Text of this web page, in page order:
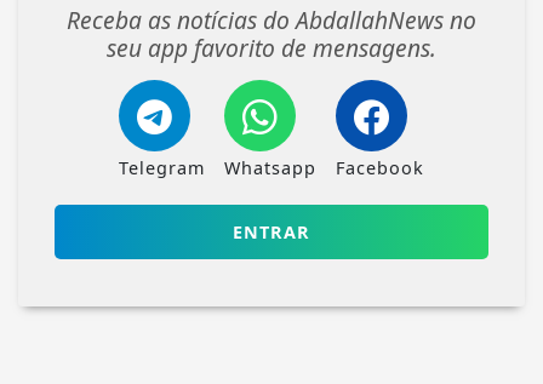
Receba as notícias do AbdallahNews no
seu app favorito de mensagens.
Telegram Whatsapp Facebook
ENTRAR